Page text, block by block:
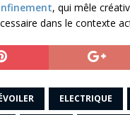
, qui mêle
dans le contexte
ELECTRIQUE